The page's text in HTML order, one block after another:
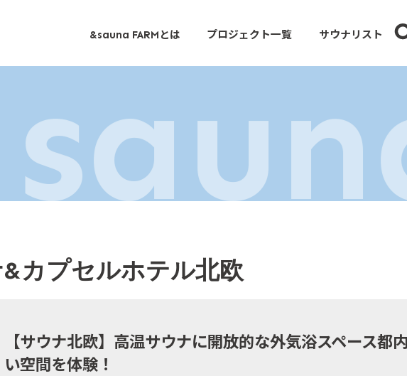
&sauna FARM とは プロジェクト一覧 サウナリスト
カプセルホテル北欧
【サウナ北欧】高温サウナに開放的な外気浴スペース都
い空間を体験！